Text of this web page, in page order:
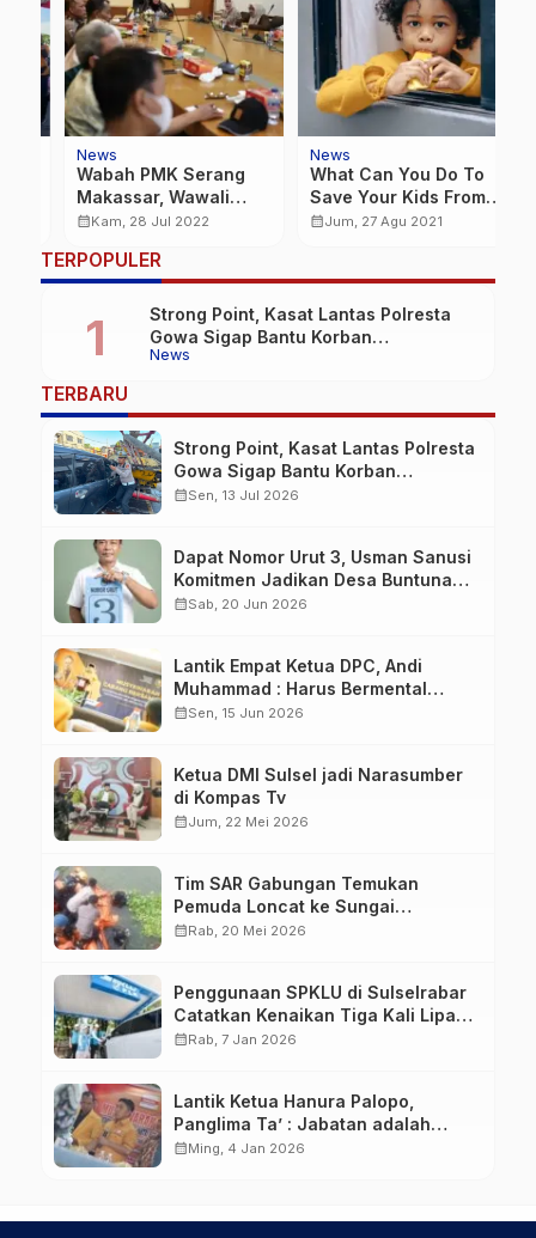
News
Wabah PMK Serang
Makassar, Wawali
Fatma Minta Satgas
Kam, 28 Jul 2022
News
What Can You Do To
Save Your Kids From
Destruction By Social
Jum, 27 Agu 2021
…
TERPOPULER
News
Strong Point, Kasat Lantas Polresta
Gowa Sigap Bantu Korban
Kecelakaan
TERBARU
Strong Point, Kasat Lantas Polresta
Gowa Sigap Bantu Korban
Kecelakaan
calendar_monthSen, 13 Jul 2026
Dapat Nomor Urut 3, Usman Sanusi
Komitmen Jadikan Desa Buntuna
Jauh lebih Baik
calendar_monthSab, 20 Jun 2026
Lantik Empat Ketua DPC, Andi
Muhammad : Harus Bermental
Pejuang
calendar_monthSen, 15 Jun 2026
Ketua DMI Sulsel jadi Narasumber
di Kompas Tv
calendar_monthJum, 22 Mei 2026
Tim SAR Gabungan Temukan
Pemuda Loncat ke Sungai
Pampang Makassar
calendar_monthRab, 20 Mei 2026
Penggunaan SPKLU di Sulselrabar
Catatkan Kenaikan Tiga Kali Lipat
di Tahun 2025
calendar_monthRab, 7 Jan 2026
Lantik Ketua Hanura Palopo,
Panglima Ta’ : Jabatan adalah
amanah siap dipertanggung
calendar_monthMing, 4 Jan 2026